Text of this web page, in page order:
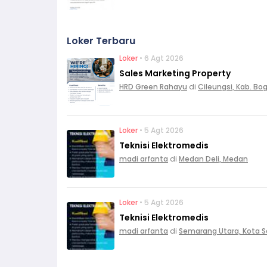
Loker Terbaru
Loker • 6 Agt 2026
Sales Marketing Property
HRD Green Rahayu di Cileungsi, Kab.
Loker • 5 Agt 2026
Teknisi Elektromedis
madi arfanta di Medan Deli, Medan
Loker • 5 Agt 2026
Teknisi Elektromedis
madi arfanta di Semarang Utara, Kota